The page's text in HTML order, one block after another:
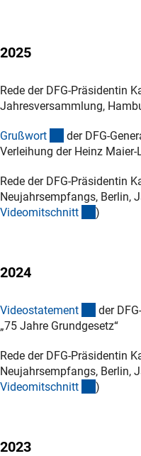
2025
Rede der DFG-Präsidentin
Jahresversammlung,
Grußwort (Download)
der DFG-
Verleihung der Heinz
Rede der DFG-Präsidentin
Neujahrsempfangs, Berlin,
Videomitschnitt (interner
)
2024
Videostatement
der
„75 Jahre Grundgesetz“
Rede der DFG-Präsidentin
Neujahrsempfangs, Berlin,
Videomitschnitt (interner
)
2023